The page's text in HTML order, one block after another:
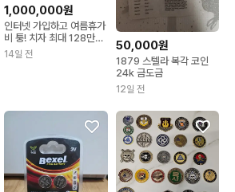
1,000,000원
인터넷 가입하고 여름휴가
비 퉁! 치자 최대 128만원
혜택~!
14일 전
50,000원
1879 스텔라 복각 코인
24k 금도금
12일 전